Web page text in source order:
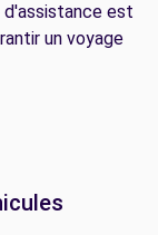
d'assistance est
un voyage